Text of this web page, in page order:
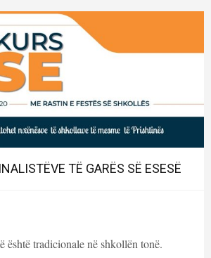
TË GARËS SË ESESË
është tradicionale në shkollën tonë.